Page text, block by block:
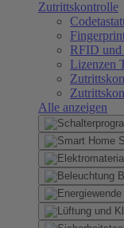
Zutrittskontrolle
RFID
Lizenzen
Alle anzeigen